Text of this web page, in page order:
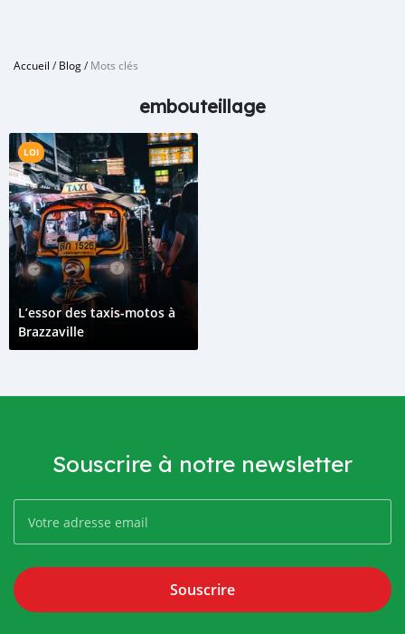
Accueil /Blog/Mots clés
embouteillage
LOI
L’essor des taxis-motos à
Brazzaville
Souscrire à notre newsletter
Souscrire